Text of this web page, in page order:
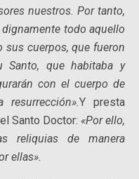
nuestros. Por tanto,
todo aquello
sus cuerpos, que fueron
Santo, que habitaba y
con el cuerpo de
Y presta
Santo Doctor: «Por ello,
reliquias de manera
ellas».